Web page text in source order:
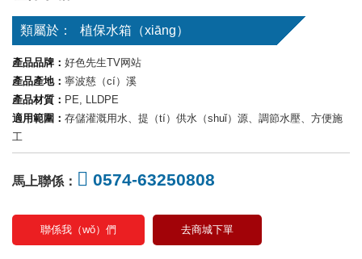
類屬於： 植保水箱（xiāng）
產品品牌： 好色先生TV网站
產品產地： 寧波慈（cí）溪
產品材質： PE, LLDPE
適用範圍： 存儲灌溉用水、提（tí）供水（shuǐ）源、調節水壓、方便施
工
馬上聯係： 0574-63250808
聯係我（wǒ）們 去商城下單